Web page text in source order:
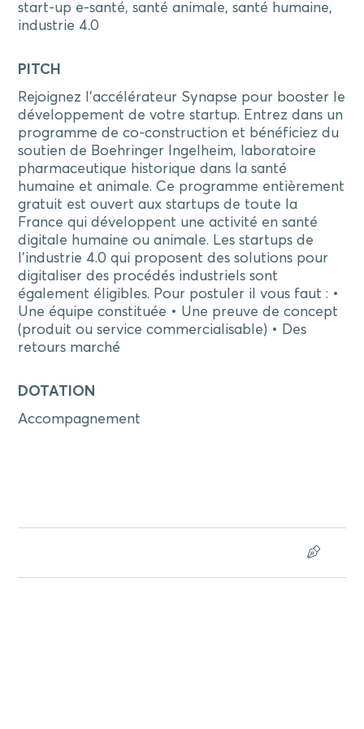
start-up e-santé, santé animale, santé humaine,
industrie 4.0
PITCH
Rejoignez l’accélérateur Synapse pour booster le
développement de votre startup. Entrez dans un
programme de co-construction et bénéficiez du
soutien de Boehringer Ingelheim, laboratoire
pharmaceutique historique dans la santé
humaine et animale. Ce programme entièrement
gratuit est ouvert aux startups de toute la
France qui développent une activité en santé
digitale humaine ou animale. Les startups de
l’industrie 4.0 qui proposent des solutions pour
digitaliser des procédés industriels sont
également éligibles. Pour postuler il vous faut : •
Une équipe constituée • Une preuve de concept
(produit ou service commercialisable) • Des
retours marché
DOTATION
Accompagnement